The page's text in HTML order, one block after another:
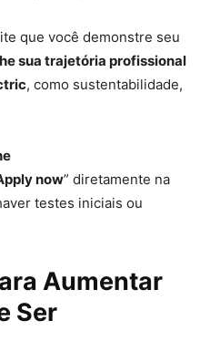
que você demonstre seu
sua trajetória profissional
, como sustentabilidade,
now” diretamente na
testes iniciais ou
Aumentar
Ser